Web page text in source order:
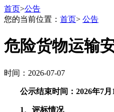
首页>公告
您的当前位置： 首页> 公告
危险货物运输
时间：2026-07-07
公示结束时间：2026年7月
1、评标情况